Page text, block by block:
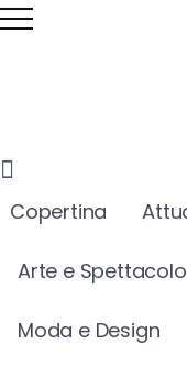
Copertina
Arte e Spettacolo
Moda e Design